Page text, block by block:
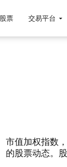
股票 交易平台
市值加权指数
的股票动态。